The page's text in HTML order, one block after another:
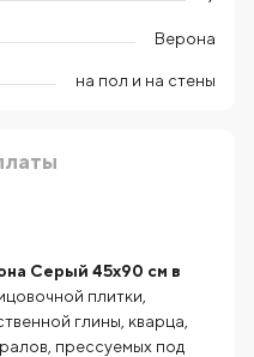
Верона
на пол и на стены
Серый 45х90 см в
плитки,
глины, кварца,
прессуемых под